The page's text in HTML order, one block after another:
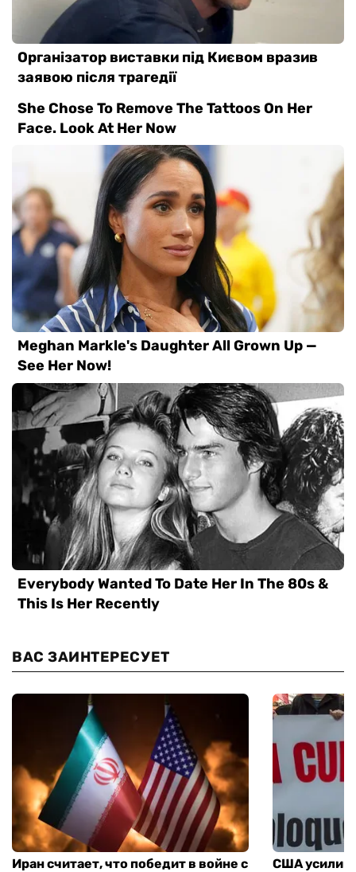
ВАС ЗАИНТЕРЕСУЕТ
Иран считает, что победит в войне с
США